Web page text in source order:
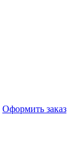
Оформить заказ